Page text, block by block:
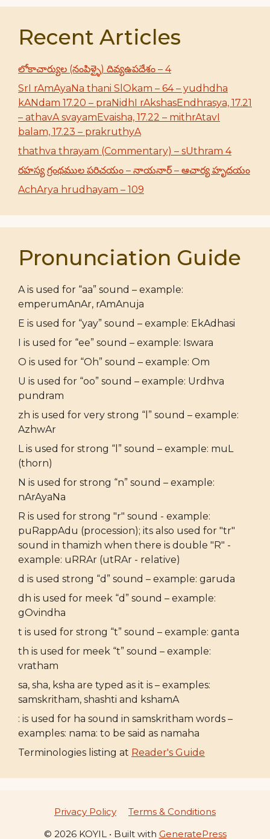
Recent Articles
లోకాచార్యుల (నంపిళ్ళై) దివ్యఉపదేశం – 4
SrI rAmAyaNa thani SlOkam – 64 – yudhdha
kANdam 17.20 – praNidhI rAkshasEndhrasya, 17.21
– athavA svayamEvaisha, 17.22 – mithrAtavI
balam, 17.23 – prakruthyA
thathva thrayam (Commentary) – sUthram 4
రహస్య గ్రంథముల పరిచయం – నాయనార్ – ఆచార్య హృదయం
AchArya hrudhayam – 109
Pronunciation Guide
A is used for “aa” sound – example:
emperumAnAr, rAmAnuja
E is used for “yay” sound – example: EkAdhasi
I is used for “ee” sound – example: Iswara
O is used for “Oh” sound – example: Om
U is used for “oo” sound – example: Urdhva
pundram
zh is used for very strong “l” sound – example:
AzhwAr
L is used for strong “l” sound – example: muL
(thorn)
N is used for strong “n” sound – example:
nArAyaNa
R is used for strong "r" sound - example:
puRappAdu (procession); its also used for "tr"
sound in thamizh when there is double "R" -
example: uRRAr (utRAr - relative)
d is used strong “d” sound – example: garuda
dh is used for meek “d” sound – example:
gOvindha
t is used for strong “t” sound – example: ganta
th is used for meek “t” sound – example:
vratham
sa, sha, ksha are typed as it is – examples:
samskritham, shashti and kshamA
: is used for ha sound in samskritham words –
examples: nama: to be said as namaha
Terminologies listing at Reader's Guide
Privacy Policy
Terms & Conditions
© 2026 KOYIL• Built with GeneratePress